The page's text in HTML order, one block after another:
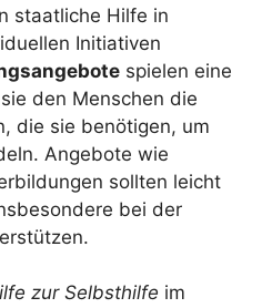
staatliche Hilfe in
Initiativen
spielen eine
den Menschen die
die sie benötigen, um
Angebote wie
sollten leicht
bei der
zur Selbsthilfe im